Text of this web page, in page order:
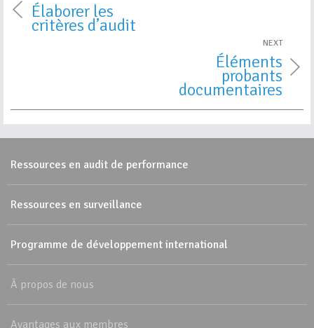
Élaborer les
critères d’audit
NEXT
Éléments
probants
documentaires
Ressources en audit de performance
Ressources en surveillance
Programme de développement international
À propos de nous
Avantages aux membres